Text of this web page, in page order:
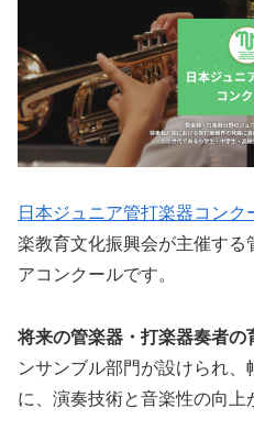
日本ジュニア管打楽器コンク
楽教育文化振興会が主催する
アコンクールです。
将来の管楽器・打楽器奏者の
ンサンブル部門が設けられ
に、演奏技術と音楽性の向上